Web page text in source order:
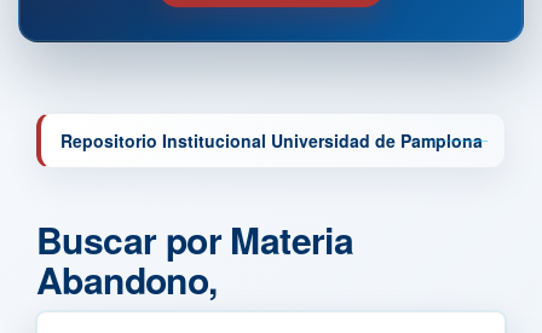
Repositorio Institucional Universidad de Pamplona
Buscar por Materia
Abandono,